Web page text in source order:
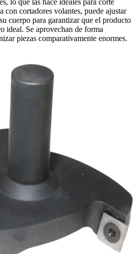
con cortadores volantes, puede ajustar
cuerpo para garantizar que el producto
ideal. Se aprovechan de forma
piezas comparativamente enormes.